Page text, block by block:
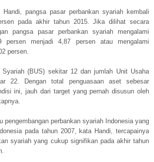
Handi, pangsa pasar perbankan syariah kembali
pada akhir tahun 2015. Jika dilihat secara
pangsa pasar perbankan syariah mengalami
persen menjadi 4,87 persen atau mengalami
persen.
Syariah (BUS) sekitar 12 dan jumlah Unit Usaha
22. Dengan total penguasaan aset sebesar
ini, jauh dari target yang pernah disusun oleh
pengembangan perbankan syariah Indonesia yang
pada tahun 2007, kata Handi, tercapainya
syariah yang cukup signifikan pada akhir tahun